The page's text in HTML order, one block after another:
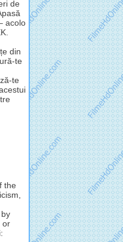
de
acolo
din
te
te
the
or